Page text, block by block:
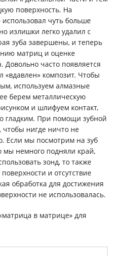
поверхность. На
чуть больше
излишки легко удалил с
зуба завершены, и теперь
матриц и оценке
Довольно часто появляется
«вдавлен» композит. Чтобы
используем алмазные
берем металлическую
и шлифуем контакт,
гладким. При помощи зубной
чтобы нигде ничто не
Если мы посмотрим на зуб
мы немного подняли край,
зонд, то также
и отсутствие
обработка для достижения
не использовалась.
в матрице» для